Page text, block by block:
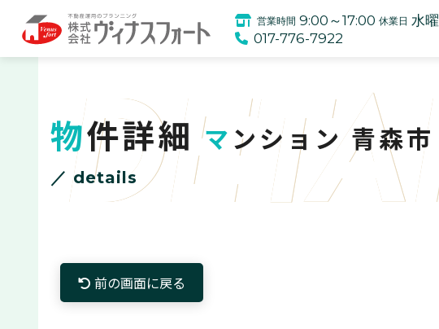
営業時間 9:00～17:00 休業日 水
017-776-7922
物件詳細 マンション 青森市
／ details
前の画面に戻る